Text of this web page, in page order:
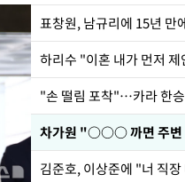
하리수 "이혼 내가 먼저
"손 떨림 포착"…카라 한
김준호, 이상준에 "너 직